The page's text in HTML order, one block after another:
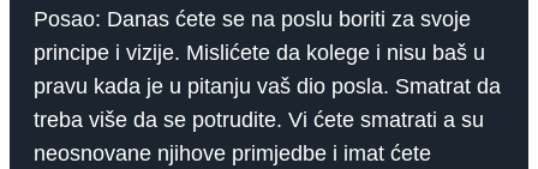
Posao: Danas ćete se na poslu boriti za svoje
principe i vizije. Mislićete da kolege i nisu baš u
pravu kada je u pitanju vaš dio posla. Smatrat da
treba više da se potrudite. Vi ćete smatrati a su
neosnovane njihove primjedbe i imat ćete